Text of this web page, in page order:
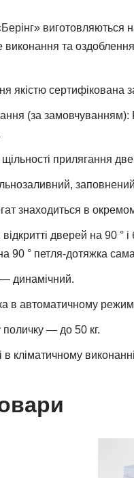
виготовляються
виконання та
якістю сертифікована
(за
прилягання
знаходиться в
відкритті дверей на 90
90 ° петля-дотяжка сама
динамічний.
в автоматичному
поличку — до 50 кг.
в кліматичному